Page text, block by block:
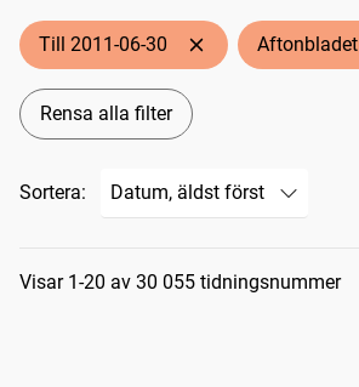
Till 2011-06-30 Aftonbladet
Rensa alla filter
Sortera:
Sökresultat
Visar 1-20 av 30 055 tidningsnummer